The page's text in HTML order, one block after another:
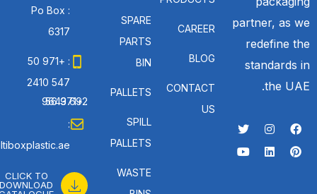
partner, as we
redefine the
standards in
the UAE.
CAREER
BLOG
CONTACT
US
SPARE
PARTS
BIN
PALLETS
SPILL
PALLETS
WASTE
Po Box :
6317
: +971 50
547 2410
: +971 56 692 9643
:
CLICK TO
DOWNLOAD